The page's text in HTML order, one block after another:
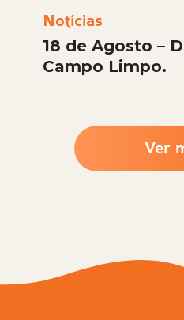
Notícias
18 de Agosto –
Campo Limpo.
Ver